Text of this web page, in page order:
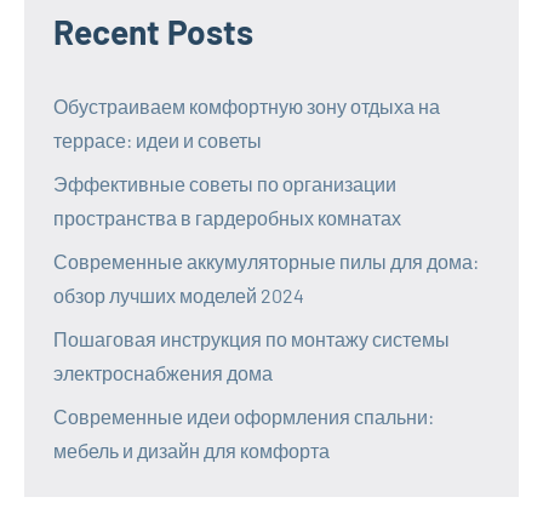
Recent Posts
Обустраиваем комфортную зону отдыха на
террасе: идеи и советы
Эффективные советы по организации
пространства в гардеробных комнатах
Современные аккумуляторные пилы для дома:
обзор лучших моделей 2024
Пошаговая инструкция по монтажу системы
электроснабжения дома
Современные идеи оформления спальни:
мебель и дизайн для комфорта